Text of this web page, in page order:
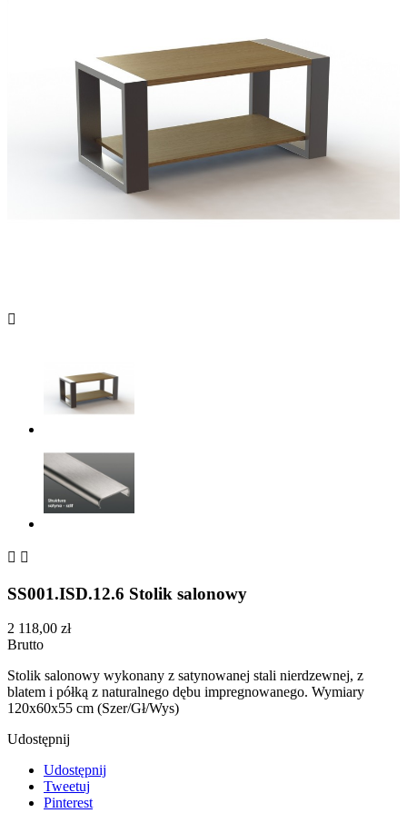

 
SS001.ISD.12.6 Stolik salonowy
2 118,00 zł
Brutto
Stolik salonowy wykonany z satynowanej stali nierdzewnej, z
blatem i półką z naturalnego dębu impregnowanego. Wymiary
120x60x55 cm (Szer/Gł/Wys)
Udostępnij
Udostępnij
Tweetuj
Pinterest